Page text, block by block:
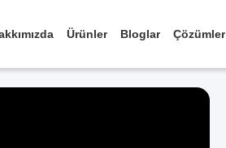
Ürünler Bloglar Çözümler